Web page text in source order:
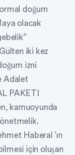
doğum
olacak
iki kez
izni
Adalet
PAKETİ
kamuoyunda
Haberal ’ın
için oluşan